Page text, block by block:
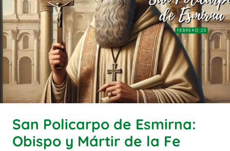
San Policarpo de Esmirna:
Obispo y Mártir de la Fe